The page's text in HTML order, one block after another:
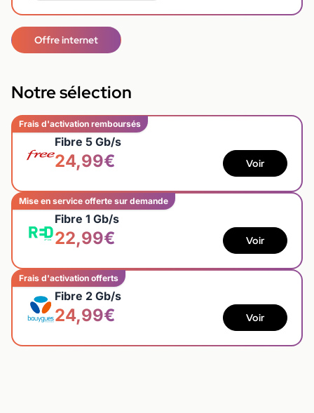
Offre internet
Notre sélection
Frais d'activation remboursés
Fibre 5 Gb/s
24,99€ Voir
Mise en service offerte sur demande
Fibre 1 Gb/s
22,99€ Voir
Frais d'activation offerts
Fibre 2 Gb/s
24,99€ Voir